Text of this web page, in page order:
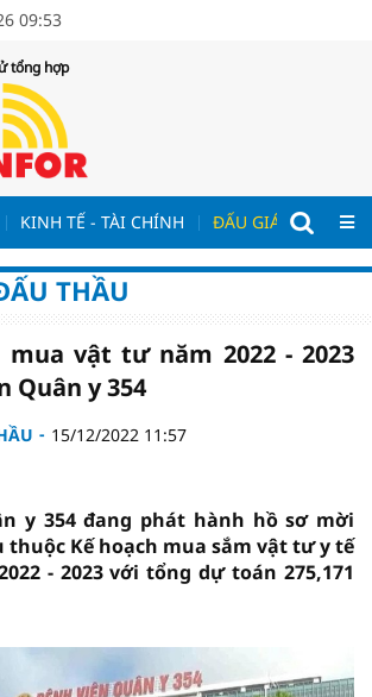
09:53
tổng hợp
KINH TẾ - TÀI CHÍNH ĐẤU GIÁ - ĐẤU
THẦU
mua vật tư năm 2022 - 2023
Quân y 354
15/12/2022 11:57
y 354 đang phát hành hồ sơ mời
Kế hoạch mua sắm vật tư y tế
- 2023 với tổng dự toán 275,171